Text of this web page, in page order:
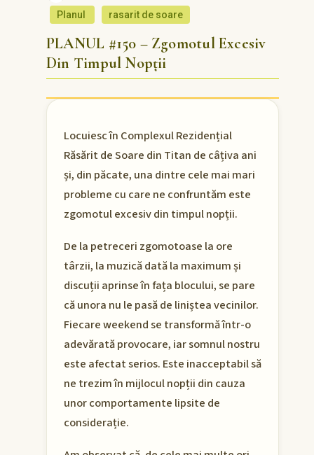
Planul rasarit de soare
PLANUL #150 – Zgomotul Excesiv
Din Timpul Nopții
Locuiesc în Complexul Rezidențial
Răsărit de Soare din Titan de câțiva ani
și, din păcate, una dintre cele mai mari
probleme cu care ne confruntăm este
zgomotul excesiv din timpul nopții.
De la petreceri zgomotoase la ore
târzii, la muzică dată la maximum și
discuții aprinse în fața blocului, se pare
că unora nu le pasă de liniștea vecinilor.
Fiecare weekend se transformă într-o
adevărată provocare, iar somnul nostru
este afectat serios. Este inacceptabil să
ne trezim în mijlocul nopții din cauza
unor comportamente lipsite de
considerație.